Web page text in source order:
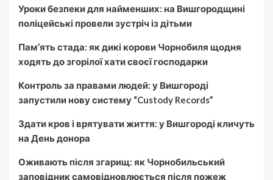
Уроки безпеки для найменших: на Вишгородщині
поліцейські провели зустріч із дітьми
Пам’ять стада: як дикі корови Чорнобиля щодня
ходять до згорілої хати своєї господарки
Контроль за правами людей: у Вишгороді
запустили нову систему “Custody Records”
Здати кров і врятувати життя: у Вишгороді кличуть
на День донора
Оживають після згарищ: як Чорнобильський
заповідник самовідновлюється після пожеж